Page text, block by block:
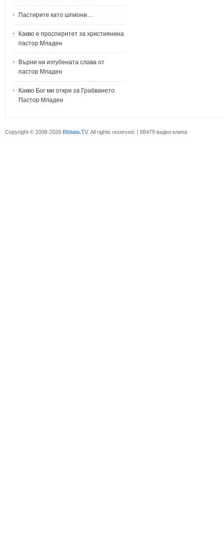
Пастирите като шпиони…
Какво е просперитет за християнина
пастор Младен
Върни ни изгубената слава от
пастор Младен
Какво Бог ми откри за Грабването
Пастор Младен
Copyright © 2008-2026 Bibliata.TV. All rights reserved. | 88479 видео клипа